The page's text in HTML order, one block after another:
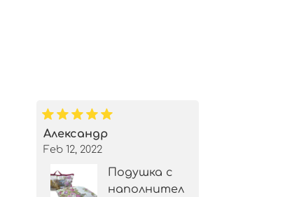
Александр
Feb 12, 2022
Подушка с
наполнител